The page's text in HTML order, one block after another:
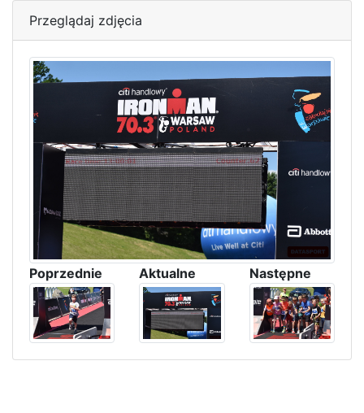
Przeglądaj zdjęcia
Poprzednie Aktualne Następne